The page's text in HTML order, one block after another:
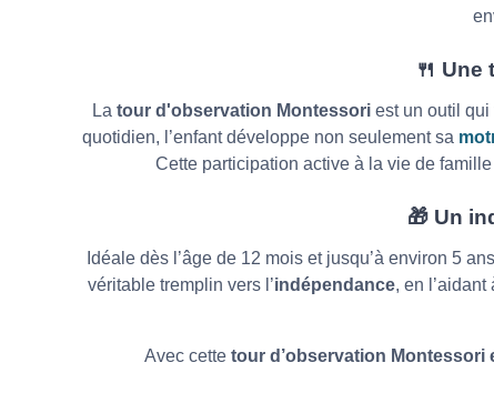
🍴 Une
La tour d'observation Montessori est un outil
quotidien, l’enfant développe non seulement sa
Cette participation active à la vie de
🎁 Un
Idéale dès l’âge de 12 mois et jusqu’à environ 5
véritable tremplin vers l’indépendance, en
Avec cette tour d’observation Montessori